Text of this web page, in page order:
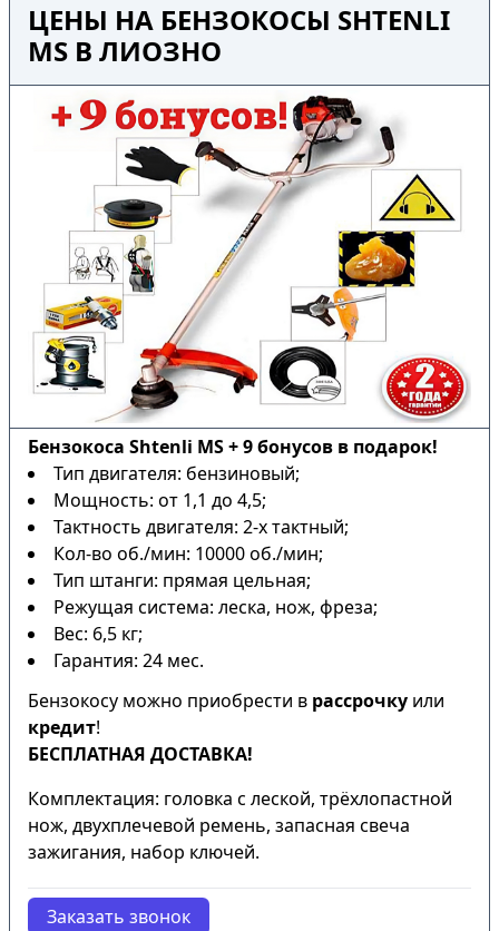
ЦЕНЫ НА БЕНЗОКОСЫ SHTENLI
MS В ЛИОЗНО
Бензокоса Shtenli MS + 9 бонусов в подарок!
Тип двигателя: бензиновый;
Мощность: от 1,1 до 4,5;
Тактность двигателя: 2-х тактный;
Кол-во об./мин: 10000 об./мин;
Тип штанги: прямая цельная;
Режущая система: леска, нож, фреза;
Вес: 6,5 кг;
Гарантия: 24 мес.
Бензокосу можно приобрести в рассрочку или
кредит!
БЕСПЛАТНАЯ ДОСТАВКА!
Комплектация: головка с леской, трёхлопастной
нож, двухплечевой ремень, запасная свеча
зажигания, набор ключей.
Заказать звонок